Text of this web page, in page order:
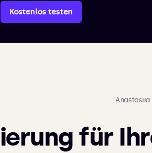
Kostenlos testen
Anastasiia
für